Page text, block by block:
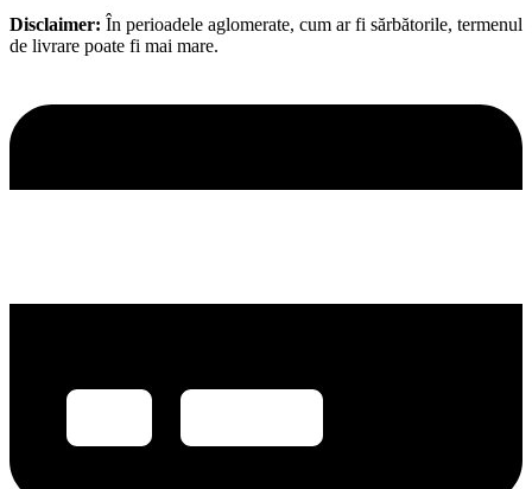
Disclaimer: În perioadele aglomerate, cum ar fi sărbătorile, termenul
de livrare poate fi mai mare.